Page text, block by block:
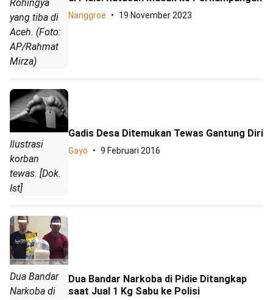
Rohingya
yang tiba di
Aceh. (Foto:
AP/Rahmat
Mirza)
Nanggroe 19 November 2023
Ilustrasi
korban
tewas. [Dok.
Ist]
Gadis Desa Ditemukan Tewas Gantung Diri
Gayo 9 Februari 2016
Dua Bandar
Narkoba di
Dua Bandar Narkoba di Pidie Ditangkap
saat Jual 1 Kg Sabu ke Polisi